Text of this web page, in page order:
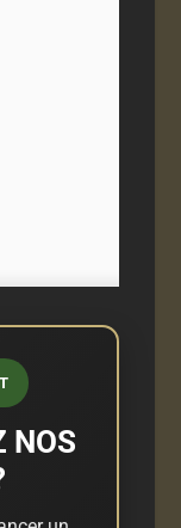
NOS